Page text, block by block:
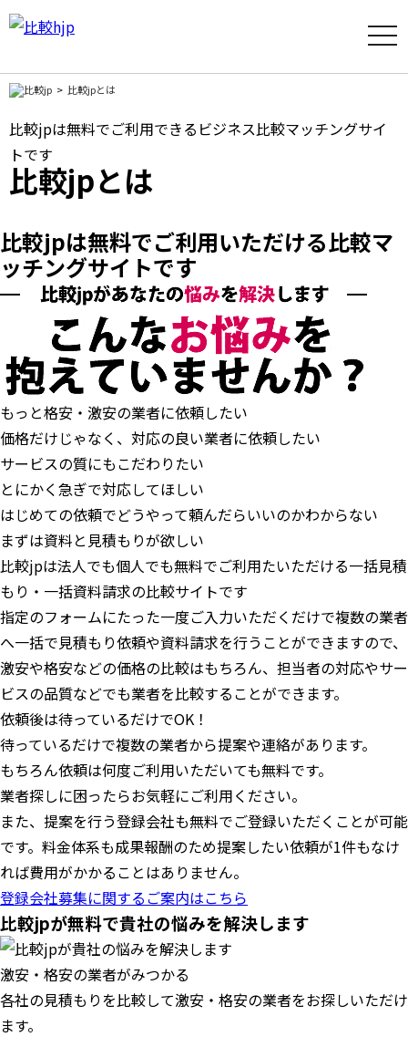
t
o
g
a
n
比較jpとは
比較jpは無料でご利用できるビジネス比較マッチングサイ
トです
比較jpとは
比較jpは無料でご利用いただける比較マ
ッチングサイトです
もっと格安・激安の業者に依頼したい
価格だけじゃなく、対応の良い業者に依頼したい
サービスの質にもこだわりたい
とにかく急ぎで対応してほしい
はじめての依頼でどうやって頼んだらいいのかわからない
まずは資料と見積もりが欲しい
比較jpは法人でも個人でも無料でご利用たいただける一括見積
もり・一括資料請求の比較サイトです
指定のフォームにたった一度ご入力いただくだけで複数の業者
へ一括で見積もり依頼や資料請求を行うことができますので、
激安や格安などの価格の比較はもちろん、担当者の対応やサー
ビスの品質などでも業者を比較することができます。
依頼後は待っているだけでOK！
待っているだけで複数の業者から提案や連絡があります。
もちろん依頼は何度ご利用いただいても無料です。
業者探しに困ったらお気軽にご利用ください。
また、提案を行う登録会社も無料でご登録いただくことが可能
です。料金体系も成果報酬のため提案したい依頼が1件もなけ
れば費用がかかることはありません。
登録会社募集に関するご案内はこちら
比較jpが無料で貴社の悩みを解決します
激安・格安の業者がみつかる
各社の見積もりを比較して激安・格安の業者をお探しいただけ
ます。